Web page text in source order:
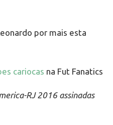
por mais esta
cariocas na Fut Fanatics
RJ 2016 assinadas